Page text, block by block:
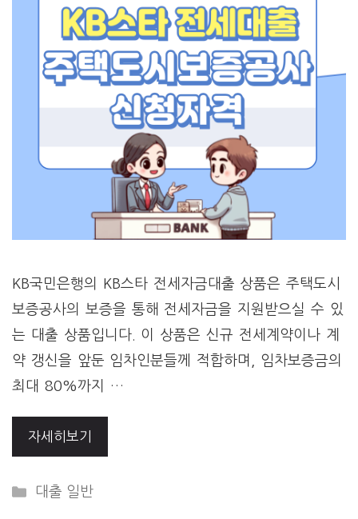
KB국민은행의 KB스타 전세자금대출 상품은 주택도시
보증공사의 보증을 통해 전세자금을 지원받으실 수 있
는 대출 상품입니다. 이 상품은 신규 전세계약이나 계
약 갱신을 앞둔 임차인분들께 적합하며, 임차보증금의
최대 80%까지 …
자세히보기
Categories
대출 일반